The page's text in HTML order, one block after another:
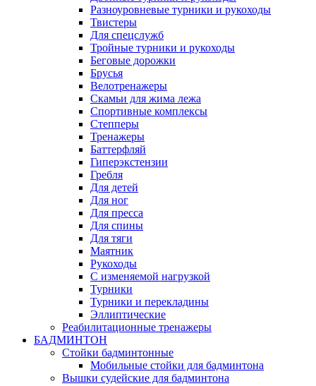
Разноуровневые турники и рукоходы
Твистеры
Для спецслужб
Тройные турники и рукоходы
Беговые дорожки
Брусья
Велотренажеры
Скамьи для жима лежа
Спортивные комплексы
Степперы
Тренажеры
Баттерфляй
Гиперэкстензии
Гребля
Для детей
Для ног
Для пресса
Для спины
Для тяги
Маятник
Рукоходы
С изменяемой нагрузкой
Турники
Турники и перекладины
Эллиптические
Реабилитационные тренажеры
БАДМИНТОН
Стойки бадминтонные
Мобильные стойки для бадминтона
Вышки судейские для бадминтона